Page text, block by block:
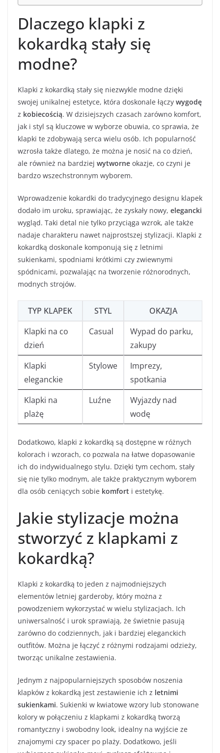
Dlaczego klapki z
kokardką stały się
modne?
Klapki z kokardką stały się niezwykle modne dzięki
swojej unikalnej estetyce, która doskonale łączy wygodę
z kobiecością. W dzisiejszych czasach zarówno komfort,
jak i styl są kluczowe w wyborze obuwia, co sprawia, że
klapki te zdobywają serca wielu osób. Ich popularność
wzrosła także dlatego, że można je nosić na co dzień,
ale również na bardziej wytworne okazje, co czyni je
bardzo wszechstronnym wyborem.
Wprowadzenie kokardki do tradycyjnego designu klapek
dodało im uroku, sprawiając, że zyskały nowy, elegancki
wygląd. Taki detal nie tylko przyciąga wzrok, ale także
nadaje charakteru nawet najprostszej stylizacji. Klapki z
kokardką doskonale komponują się z letnimi
sukienkami, spodniami krótkimi czy zwiewnymi
spódnicami, pozwalając na tworzenie różnorodnych,
modnych strojów.
TYP KLAPEK STYL
OKAZJA
Klapki na co
dzień
Casual
Wypad do parku,
zakupy
Klapki
eleganckie
Stylowe
Imprezy,
spotkania
Klapki na
plażę
Luźne
Wyjazdy nad
wodę
Dodatkowo, klapki z kokardką są dostępne w różnych
kolorach i wzorach, co pozwala na łatwe dopasowanie
ich do indywidualnego stylu. Dzięki tym cechom, stały
się nie tylko modnym, ale także praktycznym wyborem
dla osób ceniących sobie komfort i estetykę.
Jakie stylizacje można
stworzyć z klapkami z
kokardką?
Klapki z kokardką to jeden z najmodniejszych
elementów letniej garderoby, który można z
powodzeniem wykorzystać w wielu stylizacjach. Ich
uniwersalność i urok sprawiają, że świetnie pasują
zarówno do codziennych, jak i bardziej eleganckich
outfitów. Można je łączyć z różnymi rodzajami odzieży,
tworząc unikalne zestawienia.
Jednym z najpopularniejszych sposobów noszenia
klapków z kokardką jest zestawienie ich z letnimi
sukienkami. Sukienki w kwiatowe wzory lub stonowane
kolory w połączeniu z klapkami z kokardką tworzą
romantyczny i swobodny look, idealny na wyjście ze
znajomymi czy spacer po plaży. Dodatkowo, jeśli